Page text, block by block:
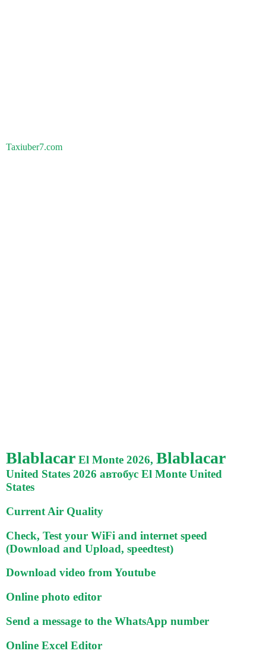
Taxiuber7.com
Blablacar El Monte 2026, Blablacar
United States 2026 автобус El Monte United
States
Current Air Quality
Check, Test your WiFi and internet speed
(Download and Upload, speedtest)
Download video from Youtube
Online photo editor
Send a message to the WhatsApp number
Online Excel Editor